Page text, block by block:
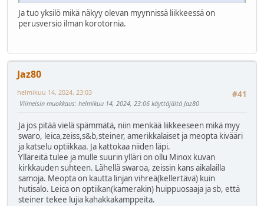
Ja tuo yksilö mikä näkyy olevan myynnissä liikkeessä on
perusversio ilman korotornia.
Jaz80
#41
helmikuu 14, 2024, 23:03
Viimeisin muokkaus: helmikuu 14, 2024, 23:06 käyttäjältä Jaz80
Ja jos pitää vielä spämmätä, niin menkää liikkeeseen mikä myy
swaro, leica,zeiss,s&b,steiner, amerikkalaiset ja meopta kivääri
ja katselu optiikkaa. Ja kattokaa niiden läpi.
Ylläreitä tulee ja mulle suurin ylläri on ollu Minox kuvan
kirkkauden suhteen. Lähellä swaroa, zeissin kans aikalailla
samoja. Meopta on kautta linjan vihreä(kellertävä) kuin
hutisalo. Leica on optiikan(kamerakin) huippuosaaja ja sb, että
steiner tekee lujia kahakkakamppeita.